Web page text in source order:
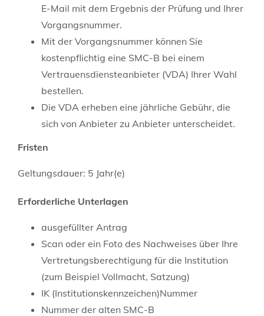
E-Mail mit dem Ergebnis der Prüfung und Ihrer
Vorgangsnummer.
Mit der Vorgangsnummer können Sie
kostenpflichtig eine SMC-B bei einem
Vertrauensdiensteanbieter (VDA) Ihrer Wahl
bestellen.
Die VDA erheben eine jährliche Gebühr, die
sich von Anbieter zu Anbieter unterscheidet.
Fristen
Geltungsdauer: 5 Jahr(e)
Erforderliche Unterlagen
ausgefüllter Antrag
Scan oder ein Foto des Nachweises über Ihre
Vertretungsberechtigung für die Institution
(zum Beispiel Vollmacht, Satzung)
IK (Institutionskennzeichen)Nummer
Nummer der alten SMC-B